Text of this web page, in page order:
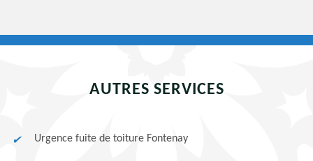
AUTRES SERVICES
Urgence fuite de toiture Fontenay